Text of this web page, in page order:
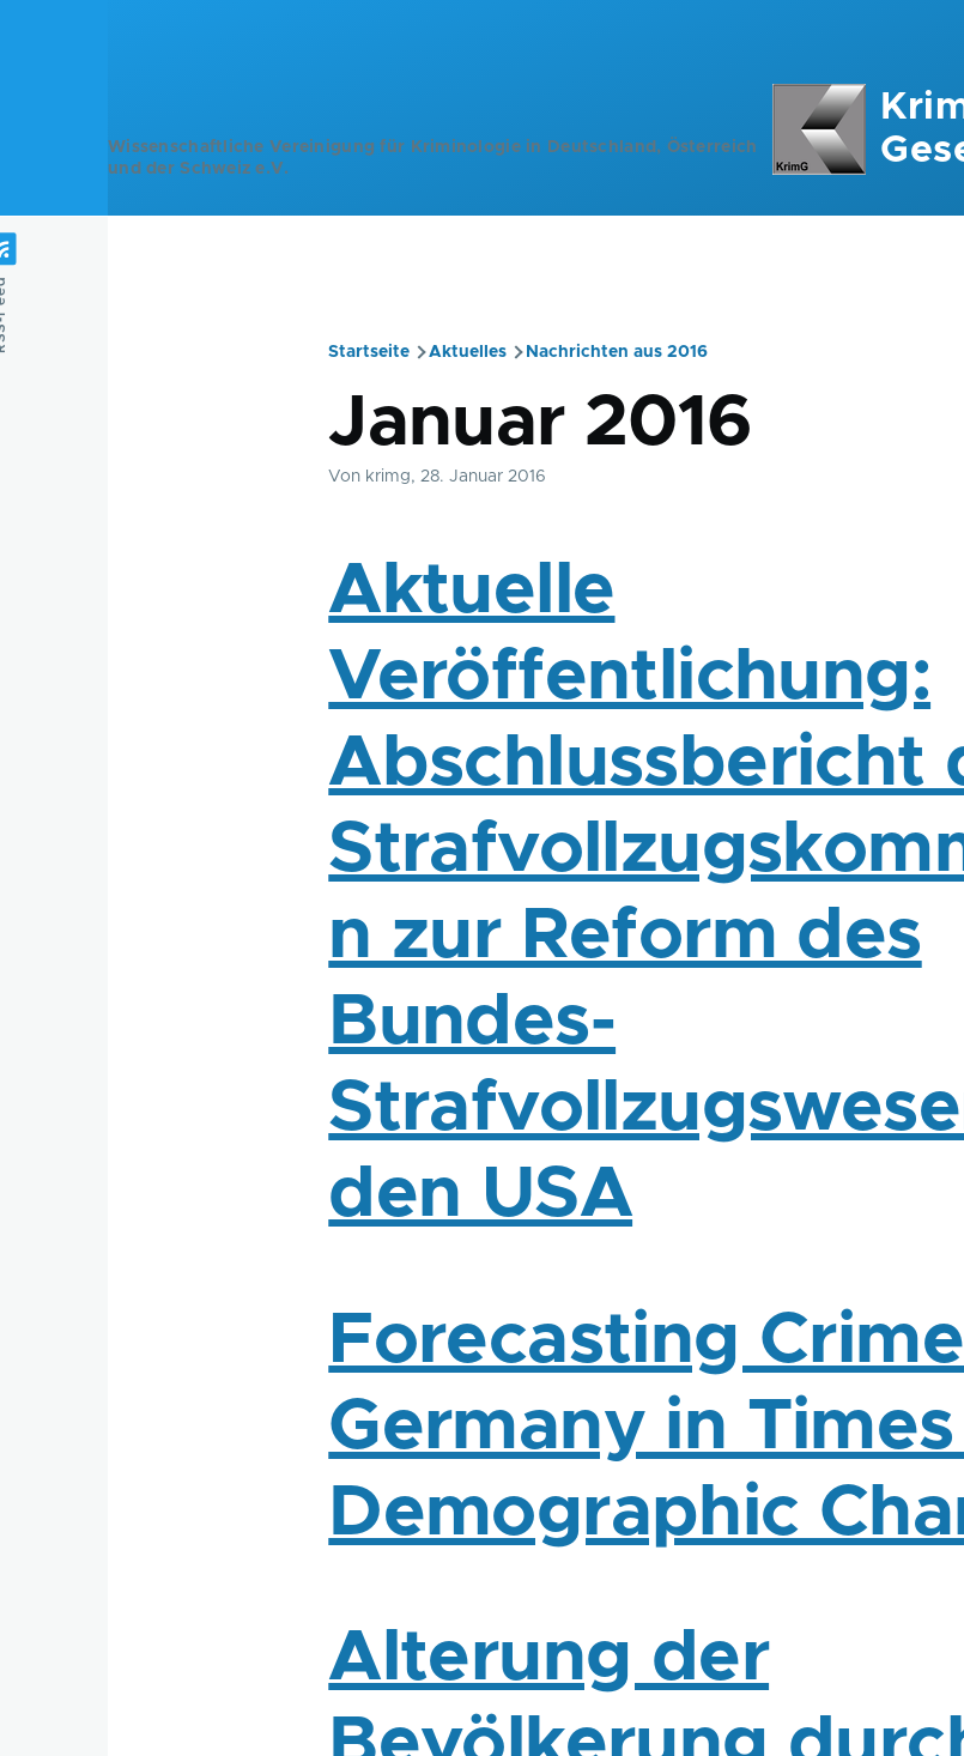
Wissenschaftliche Vereinigung für Kriminologie in Deutschland, Österreich
und der Schweiz e.V.
Startseite Aktuelles Nachrichten aus 2016
Januar 2016
Von krimg, 28. Januar 2016
Aktuelle
Veröffentlichung:
Abschlussbericht
n zur Reform des
Bundes-
den USA
Forecasting
Germany in
Demographic
Alterung der